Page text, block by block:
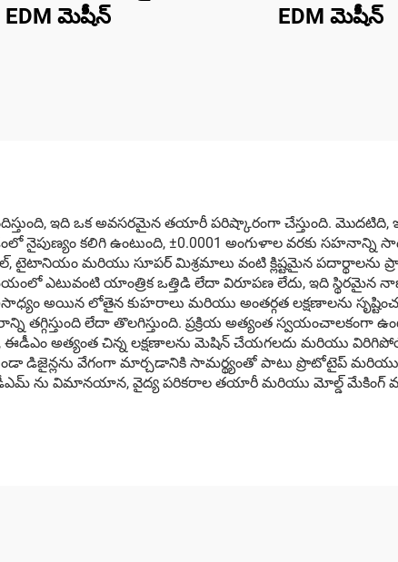
EDM మెషీన్
EDM మెషీన్
ఇది ఒక అవసరమైన తయారీ పరిష్కారంగా చేస్తుంది. మొదటిది,
కలిగి ఉంటుంది, ±0.0001 అంగుళాల వరకు సహనాన్ని
టైటానియం మరియు సూపర్ మిశ్రమాలు వంటి క్లిష్టమైన పదార్థాలను
సమయంలో ఎటువంటి యాంత్రిక ఒత్తిడి లేదా విరూపణ లేదు, ఇది
అయిన లోతైన కుహరాలు మరియు అంతర్గత లక్షణాలను
తగ్గిస్తుంది లేదా తొలగిస్తుంది. ప్రక్రియ అత్యంత
ఈడీఎం అత్యంత చిన్న లక్షణాలను మెషిన్ చేయగలదు మరియు
డిజైన్లను వేగంగా మార్చడానికి సామర్థ్యంతో పాటు ప్రొటోటైప్
ను విమానయాన, వైద్య పరికరాల తయారీ మరియు మోల్డ్ మేకింగ్